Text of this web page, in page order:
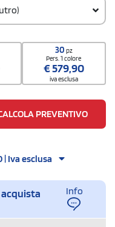
30 pz
Pers. 1 colore
€579,90
iva esclusa
PREVENTIVO
| Iva esclusa
Info